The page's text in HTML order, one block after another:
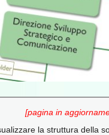
[pagina in
la struttura della